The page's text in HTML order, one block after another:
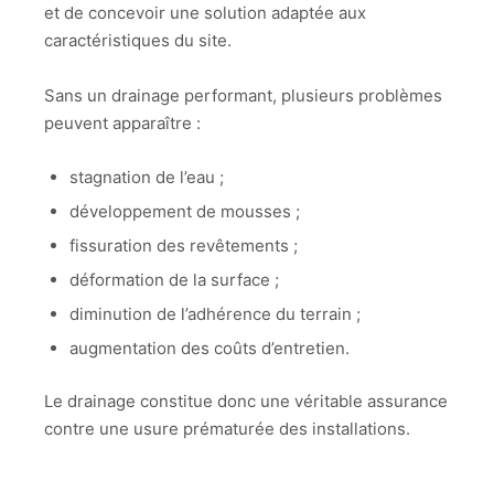
et de concevoir une solution adaptée aux
caractéristiques du site.
Sans un drainage performant, plusieurs problèmes
peuvent apparaître :
stagnation de l’eau ;
développement de mousses ;
fissuration des revêtements ;
déformation de la surface ;
diminution de l’adhérence du terrain ;
augmentation des coûts d’entretien.
Le drainage constitue donc une véritable assurance
contre une usure prématurée des installations.